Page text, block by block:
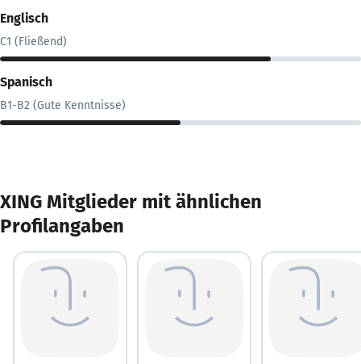
Englisch
C1 (Fließend)
Spanisch
B1-B2 (Gute Kenntnisse)
XING Mitglieder mit ähnlichen
Profilangaben